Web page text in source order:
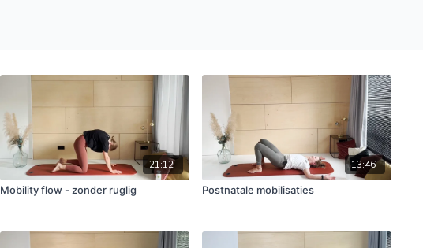
21:12
Mobility flow - zonder ruglig
13:46
Postnatale mobilisaties